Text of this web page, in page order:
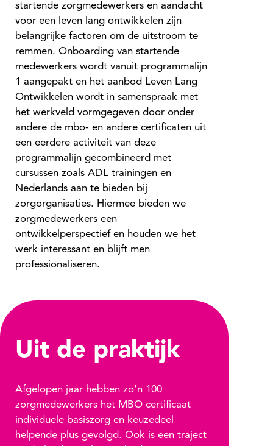
Uit de praktijk
Afgelopen jaar hebben zo’n 100
zorgmedewerkers het MBO certificaat
individuele basiszorg en keuzedeel
helpende plus gevolgd. Ook is een traject
startende zorgmedewerkers en aandacht
voor een leven lang ontwikkelen zijn
belangrijke factoren om de uitstroom te
remmen. Onboarding van startende
medewerkers wordt vanuit programmalijn
1 aangepakt en het aanbod Leven Lang
Ontwikkelen wordt in samenspraak met
het werkveld vormgegeven door onder
andere de mbo- en andere certificaten uit
een eerdere activiteit van deze
programmalijn gecombineerd met
cursussen zoals ADL trainingen en
Nederlands aan te bieden bij
zorgorganisaties. Hiermee bieden we
zorgmedewerkers een
ontwikkelperspectief en houden we het
werk interessant en blijft men
professionaliseren.